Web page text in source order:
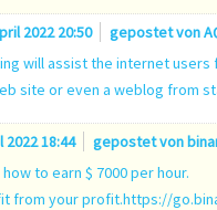
2022 20:50 gepostet von
will assist the internet users
site or even a weblog from
18:44 gepostet von
to earn $ 7000 per hour.
from your profit.https://